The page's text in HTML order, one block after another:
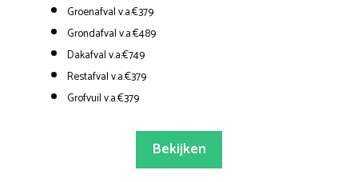
Groenafval v.a.€379
Grondafval v.a.€489
Dakafval v.a.€749
Restafval v.a.€379
Grofvuil v.a.€379
Bekijken